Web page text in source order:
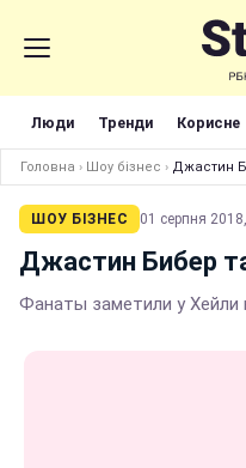
Люди Тренди Корисне
Головна › Шоу бізнес › Джастин
ШОУ БІЗНЕС 01 серпня
Джастин Бибер
Фанаты заметили у Хейли